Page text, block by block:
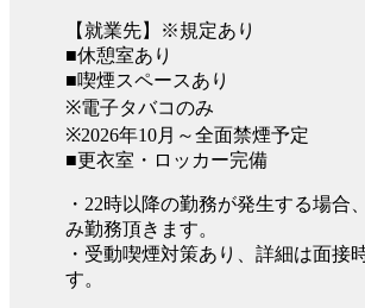
【就業先】※規定あり
■休憩室あり
■喫煙スペースあり
※電子タバコのみ
※2026年10月～全面禁煙予定
■更衣室・ロッカー完備
・22時以降の勤務が発生する場合
み勤務頂きます。
・受動喫煙対策あり、詳細は面接
す。